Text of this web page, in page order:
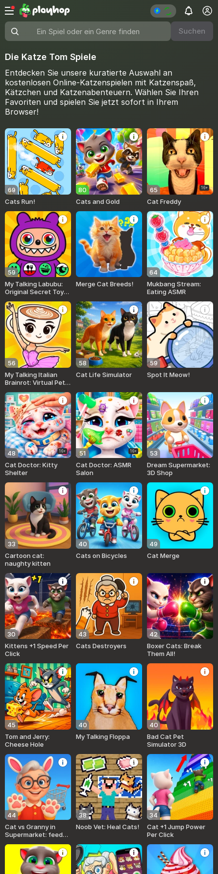
Ein Spiel oder ein Genre finden Suchen
Die Katze Tom Spiele
Entdecken Sie unsere kuratierte Auswahl an
kostenlosen Online-Katzenspielen mit Katzenspaß,
Kätzchen und Katzenabenteuern. Wählen Sie Ihren
Favoriten und spielen Sie jetzt sofort in Ihrem
Browser!
69
Cats Run!
80
Cats and Gold
65 16+
Cat Freddy
59
My Talking Labubu:
Original Secret Toy
Merge Cat Breeds!
64
Mukbang Stream:
Eating ASMR
56
My Talking Italian
Brainrot: Virtual Pet
58
Cat Life Simulator
59
Spot It Meow!
48 16+
Cat Doctor: Kitty
Shelter
51 16+
Cat Doctor: ASMR
Salon
53
Dream Supermarket:
3D Shop
33
Cartoon cat:
naughty kitten
40
Cats on Bicycles
49
Cat Merge
30
Kittens +1 Speed Per
Click
43
Cats Destroyers
42
Boxer Cats: Break
Them All!
45
Tom and Jerry:
Cheese Hole
40
My Talking Floppa
40
Bad Cat Pet
Simulator 3D
44
Cat vs Granny in
Supermarket: feed
38
Noob Vet: Heal Cats!
34
Cat +1 Jump Power
Per Click